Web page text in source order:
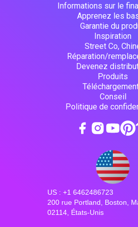
Informations sur le
Apprenez les
Garantie du
Inspiration
Street Co,
Réparation/
Devenez
Produits
Conseil
Politique de
US : +1 6462486723
200 rue Portland, Boston,
02114, États-Unis